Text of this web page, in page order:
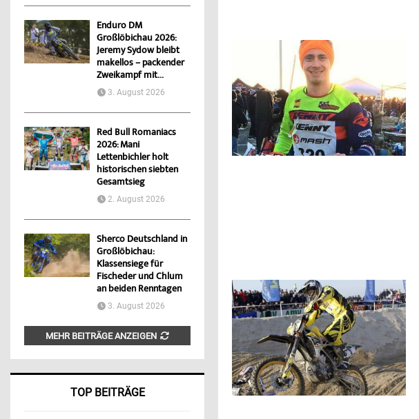
Enduro DM
Großlöbichau 2026:
Jeremy Sydow bleibt
makellos – packender
Zweikampf mit...
3. August 2026
Red Bull Romaniacs
2026: Mani
Lettenbichler holt
historischen siebten
Gesamtsieg
2. August 2026
Sherco Deutschland in
Großlöbichau:
Klassensiege für
Fischeder und Chlum
an beiden Renntagen
3. August 2026
MEHR BEITRÄGE ANZEIGEN
TOP BEITRÄGE